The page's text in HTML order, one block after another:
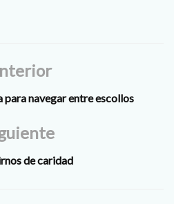
navegar entre escollos
de caridad